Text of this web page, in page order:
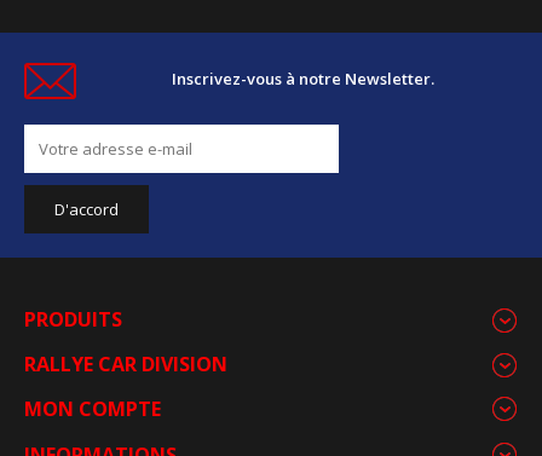
Inscrivez-vous à notre Newsletter.
PRODUITS
RALLYE CAR DIVISION
MON COMPTE